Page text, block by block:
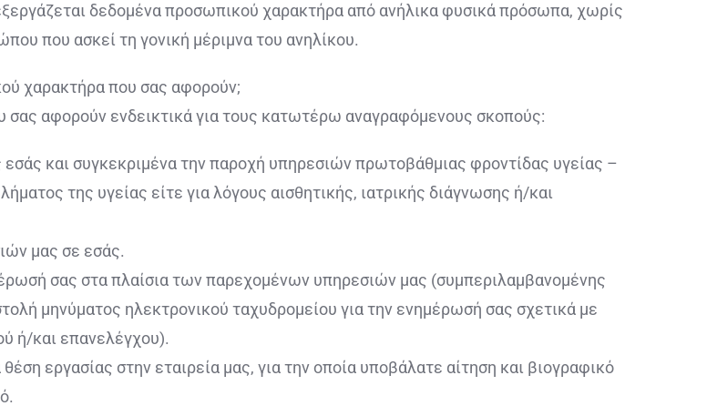
δεδομένα προσωπικού χαρακτήρα από ανήλικα φυσικά πρόσωπα, χωρίς
που ασκεί τη γονική μέριμνα του ανηλίκου.
χαρακτήρα που σας αφορούν;
αφορούν ενδεικτικά για τους κατωτέρω αναγραφόμενους σκοπούς:
και συγκεκριμένα την παροχή υπηρεσιών πρωτοβάθμιας φροντίδας υγείας –
της υγείας είτε για λόγους αισθητικής, ιατρικής διάγνωσης ή/και
μας σε εσάς.
σας στα πλαίσια των παρεχομένων υπηρεσιών μας (συμπεριλαμβανομένης
μηνύματος ηλεκτρονικού ταχυδρομείου για την ενημέρωσή σας σχετικά με
ή/και επανελέγχου).
εργασίας στην εταιρεία μας, για την οποία υποβάλατε αίτηση και βιογραφικό